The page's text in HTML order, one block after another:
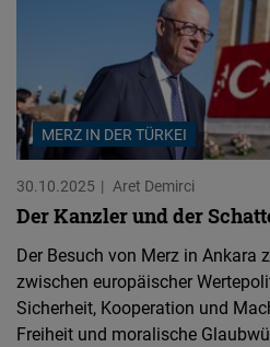
MERZ IN DER TÜRKEI
30.10.2025 Aret Demirci
Der Kanzler und der
Der Besuch von Merz in Ankara
zwischen europäischer
Sicherheit, Kooperation und
Freiheit und moralische